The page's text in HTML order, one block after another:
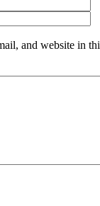
and website in